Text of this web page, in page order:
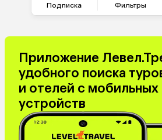
Подписка Фильтры
Приложение
удобного поиска
и отелей с мобильных
устройств